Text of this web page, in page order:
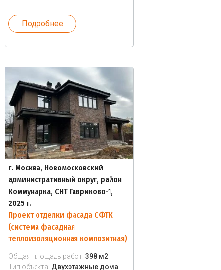
Подробнее
г. Москва, Новомосковский
административный округ, район
Коммунарка, СНТ Гавриково-1,
2025 г.
Проект отделки фасада СФТК
(система фасадная
теплоизоляционная композитная)
Общая площадь работ: 398 м2
Тип объекта: Двухэтажные дома